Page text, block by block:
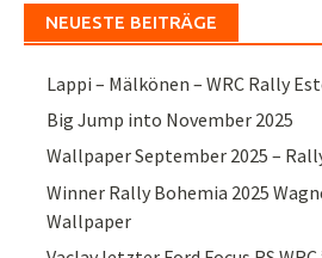
NEUESTE BEITRÄGE
Lappi – Mälkönen – WRC Rally
Big Jump into November 2025
Wallpaper September 2025 –
Winner Rally Bohemia 2025
Wallpaper